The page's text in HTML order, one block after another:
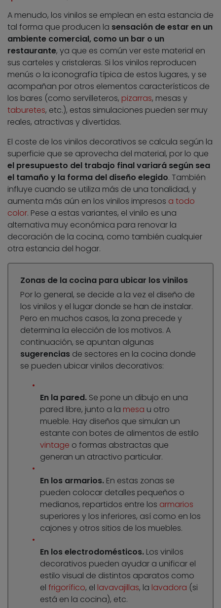
A menudo, los vinilos se emplean en esta estancia de
tal forma que producen la sensación de estar en un
ambiente comercial, como un bar o un
restaurante, ya que es común ver este material en
sus carteles y cristaleras. Si los vinilos reproducen
menús o la iconografía típica de estos lugares, y se
acompañan por otros elementos característicos de
los bares (como servilleteros, pizarras, mesas y
taburetes, etc.), estas simulaciones pueden ser muy
reales, atractivas y divertidas.
El coste de los vinilos decorativos se calcula según la
superficie que se aprovecha del material, por lo que
el presupuesto del trabajo final variará según sea
el tamaño y la forma del diseño elegido. También
influye cuando se utiliza más de una tonalidad, y
aumenta más aún en los vinilos impresos a todo
color. Pese a estas variantes, el vinilo es una
alternativa muy económica para renovar la
decoración de la cocina, como también cualquier
otra estancia del hogar.
Zonas de la cocina para ubicar los vinilos
Por lo general, se decide a la vez el diseño de
los vinilos y el lugar donde se han de instalar.
Pero en muchos casos, la zona precede y
determina la elección de los motivos. A
continuación, se apuntan algunas
sugerencias de sectores en la cocina donde
se pueden ubicar vinilos decorativos:
En la pared. Se pone un dibujo en una
pared libre, junto a la mesa u otro
mueble. Hay diseños que simulan un
estante con botes de alimentos de estilo
vintage o formas abstractas que
generan un atractivo particular.
En los armarios. En estas zonas se
pueden colocar detalles pequeños o
medianos, repartidos entre los armarios
superiores y los inferiores, así como en los
cajones y otros sitios de los muebles.
En los electrodomésticos. Los vinilos
decorativos pueden ayudar a unificar el
estilo visual de distintos aparatos como
el frigorífico, el lavavajillas, la lavadora (si
está en la cocina), etc.